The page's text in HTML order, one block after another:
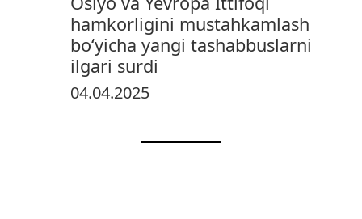
hamkorligini mustahkamlash
bo‘yicha yangi tashabbuslarni
ilgari surdi
04.04.2025